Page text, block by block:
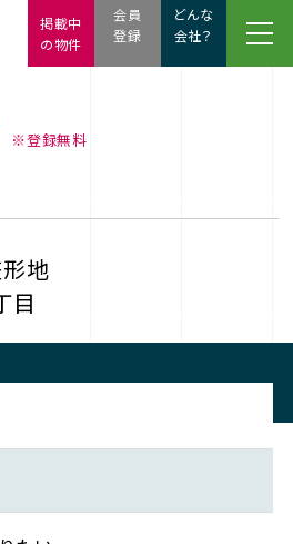
※登録無料
地
目
会員
登録
どんな
会社？
掲載中
の物件